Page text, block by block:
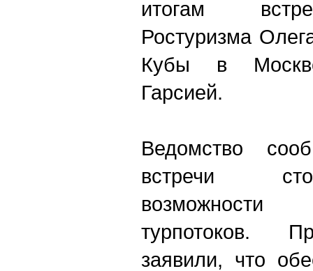
итогам
Ростуризма
Кубы в
Гарсией.
Ведомство
встречи
турпотоков.
заявили, что